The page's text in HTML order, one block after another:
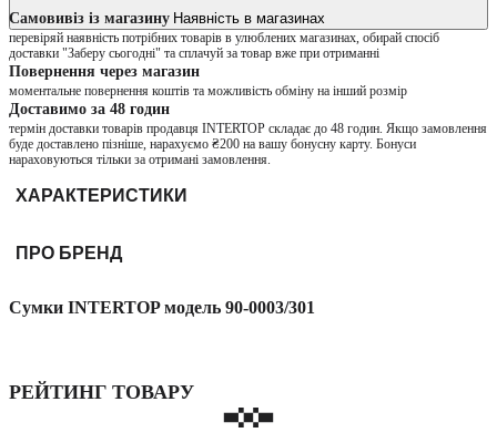
Наявність в магазинах
Самовивіз із магазину
перевіряй наявність потрібних товарів в улюблених магазинах, обирай спосіб
доставки "Заберу сьогодні" та сплачуй за товар вже при отриманні
Повернення через магазин
моментальне повернення коштів та можливість обміну на інший розмір
Доставимо за 48 годин
термін доставки товарів продавця INTERTOP складає до 48 годин. Якщо замовлення
буде доставлено пізніше, нарахуємо ₴200 на вашу бонусну карту. Бонуси
нараховуються тільки за отримані замовлення.
ХАРАКТЕРИСТИКИ
ПРО БРЕНД
Сумки INTERTOP модель 90-0003/301
РЕЙТИНГ ТОВАРУ